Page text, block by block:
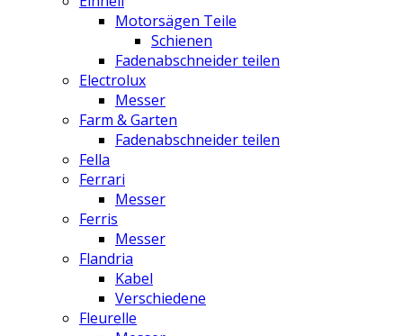
Motorsägen Teile
Schienen
Fadenabschneider teilen
Electrolux
Messer
Farm & Garten
Fadenabschneider teilen
Fella
Ferrari
Messer
Ferris
Messer
Flandria
Kabel
Verschiedene
Fleurelle